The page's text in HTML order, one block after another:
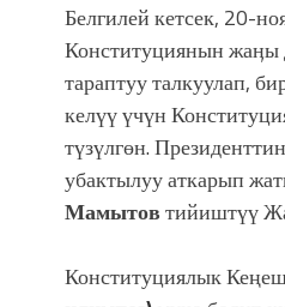
Белгилей кетсек, 20-
Конституциянын жаӊы
тараптуу талкуулап,
келүү үчүн
түзүлгөн.
убактылуу аткарып
Мамытовтийиштүү
Конституциялык